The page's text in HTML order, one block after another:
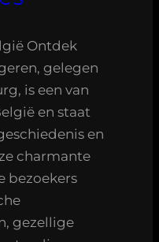
Ontdek
gelegen
is een van
en staat
en
charmante
bezoekers
gezellige